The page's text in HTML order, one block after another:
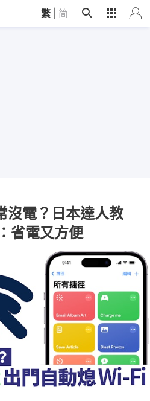
繁 简
沒電？日本達人教
省電又方便